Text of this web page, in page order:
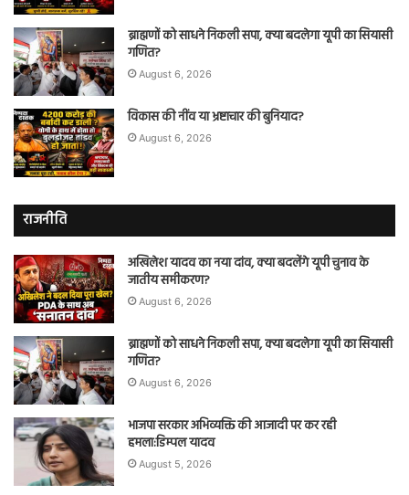
ब्राह्मणों को साधने निकली सपा, क्या बदलेगा यूपी का सियासी
गणित?
August 6, 2026
विकास की नींव या भ्रष्टाचार की बुनियाद?
August 6, 2026
राजनीति
अखिलेश यादव का नया दांव, क्या बदलेंगे यूपी चुनाव के
जातीय समीकरण?
August 6, 2026
ब्राह्मणों को साधने निकली सपा, क्या बदलेगा यूपी का सियासी
गणित?
August 6, 2026
भाजपा सरकार अभिव्यक्ति की आजादी पर कर रही
हमला:डिम्पल यादव
August 5, 2026